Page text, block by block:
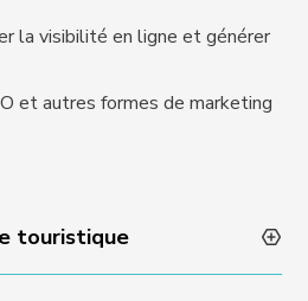
la visibilité en ligne et générer
et autres formes de marketing
touristique